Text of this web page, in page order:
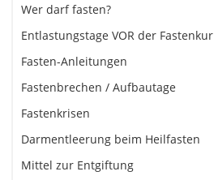
Wer darf fasten?
Entlastungstage VOR der Fastenkur
Fasten-Anleitungen
Fastenbrechen / Aufbautage
Fastenkrisen
Darmentleerung beim Heilfasten
Mittel zur Entgiftung